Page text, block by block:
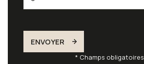
ENVOYER
* Champs obligatoires